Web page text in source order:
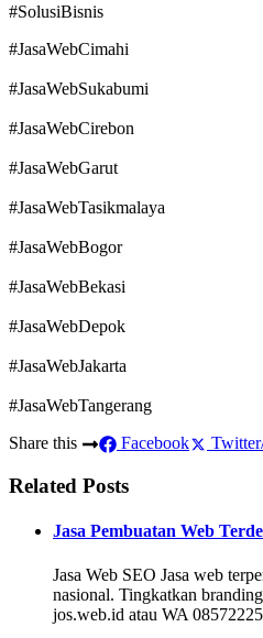
#SolusiBisnis
#JasaWebCimahi
#JasaWebSukabumi
#JasaWebCirebon
#JasaWebGarut
#JasaWebTasikmalaya
#JasaWebBogor
#JasaWebBekasi
#JasaWebDepok
#JasaWebJakarta
#JasaWebTangerang
Share this
Facebook
Related Posts
Jasa Pembuatan Web
Jasa Web SEO Jasa web
nasional. Tingkatkan
jos.web.id atau WA